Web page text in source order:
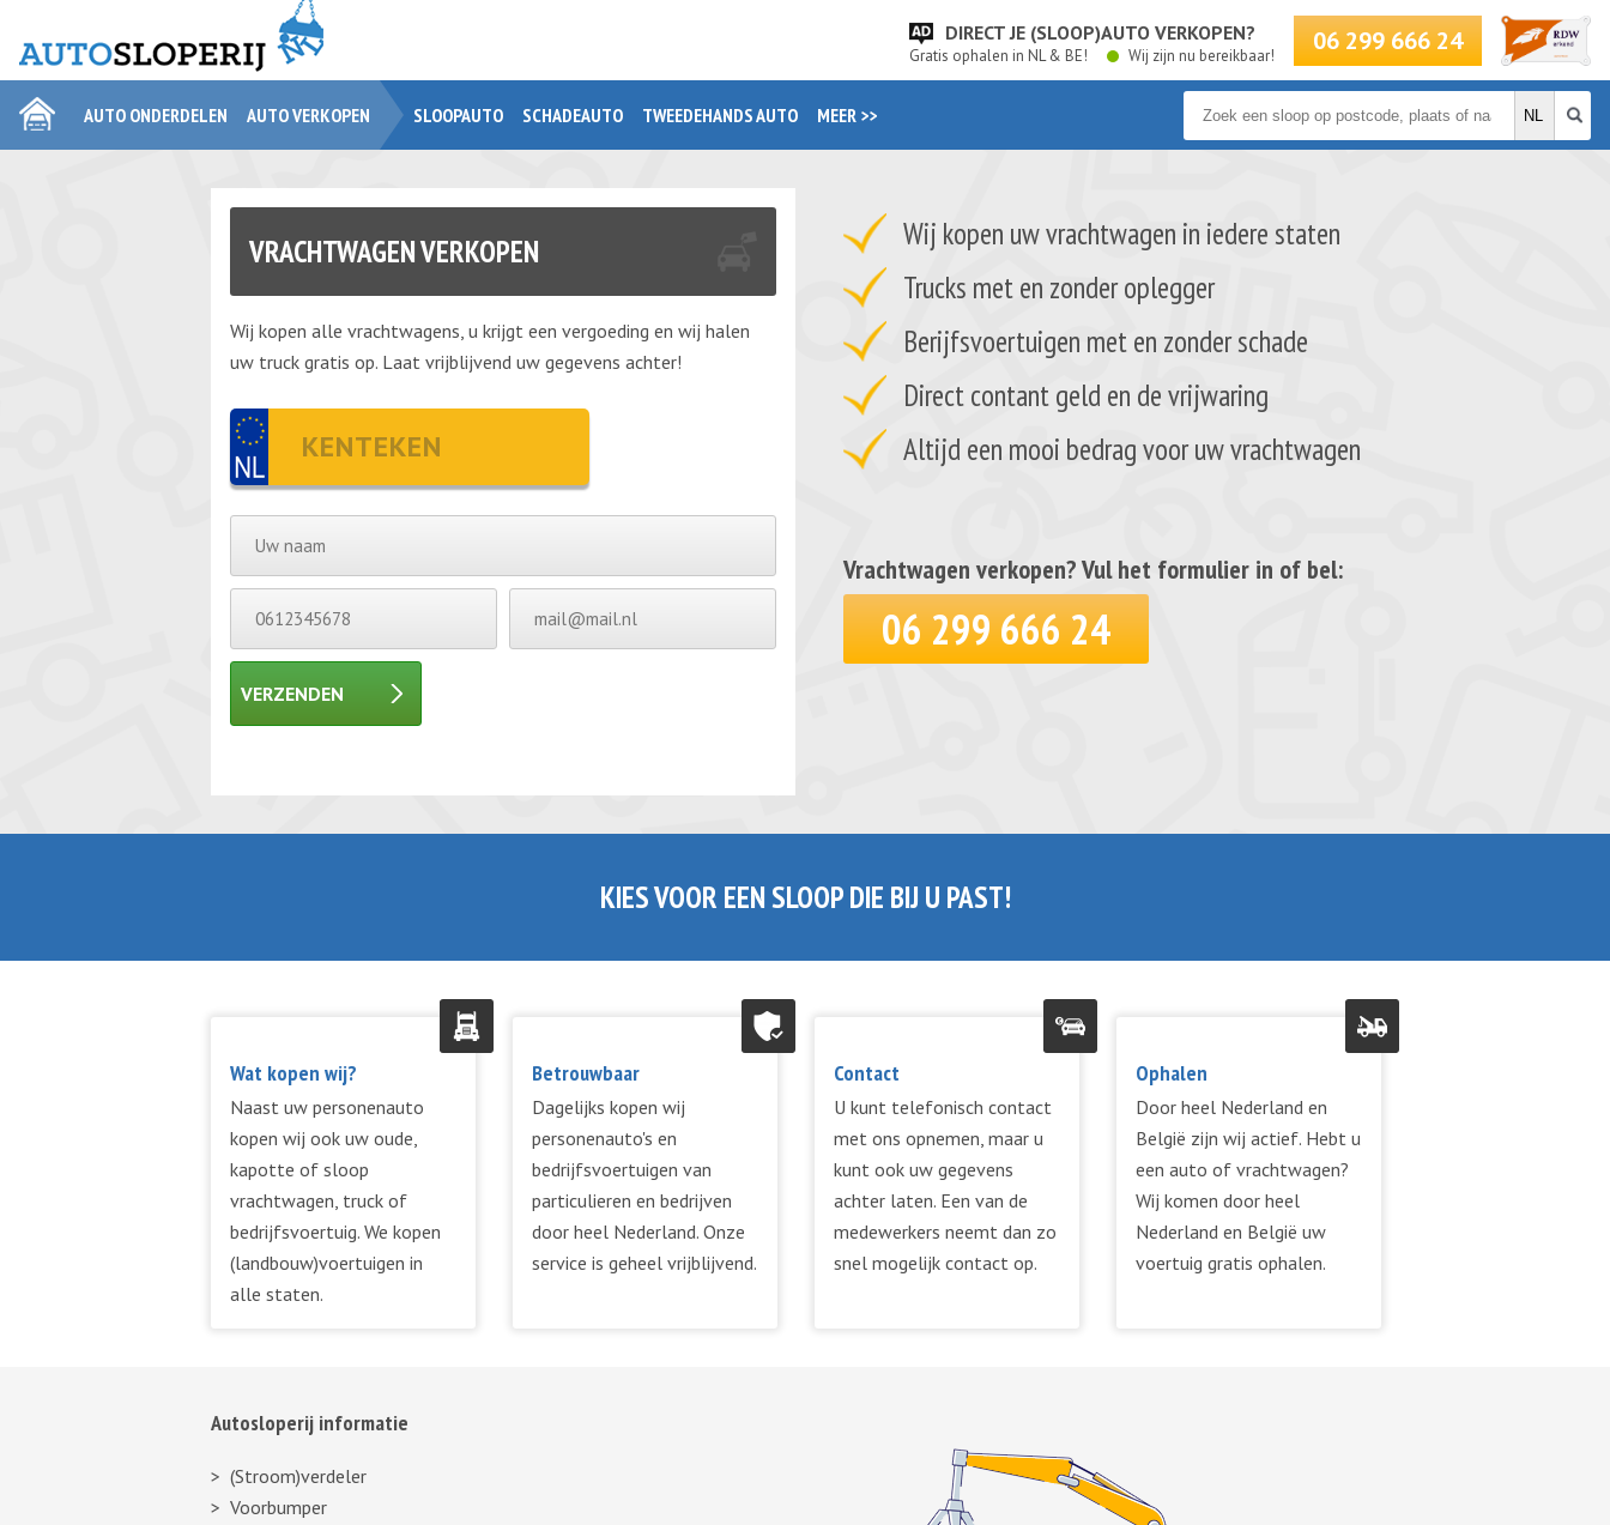
DIRECT JE (SLOOP)AUTO VERKOPEN?
Gratis ophalen in NL & BE! Wij zijn nu bereikbaar! 06 299 666 24
AUTO ONDERDELEN AUTO VERKOPEN SLOOPAUTO SCHADEAUTO TWEEDEHANDS AUTO MEER >>
VRACHTWAGEN VERKOPEN
Wij kopen alle vrachtwagens, u krijgt een vergoeding en wij halen
uw truck gratis op. Laat vrijblijvend uw gegevens achter!
VERZENDEN
Gelieve dit veld leeg te laten.
Wij kopen uw vrachtwagen in iedere staten
Trucks met en zonder oplegger
Berijfsvoertuigen met en zonder schade
Direct contant geld en de vrijwaring
Altijd een mooi bedrag voor uw vrachtwagen
Vrachtwagen verkopen? Vul het formulier in of bel:
06 299 666 24
KIES VOOR EEN SLOOP DIE BIJ U PAST!
Wat kopen wij?
Naast uw personenauto
kopen wij ook uw oude,
kapotte of sloop
vrachtwagen, truck of
bedrijfsvoertuig. We kopen
(landbouw)voertuigen in
alle staten.
Betrouwbaar
Dagelijks kopen wij
personenauto's en
bedrijfsvoertuigen van
particulieren en bedrijven
door heel Nederland. Onze
service is geheel vrijblijvend.
Contact
U kunt telefonisch contact
met ons opnemen, maar u
kunt ook uw gegevens
achter laten. Een van de
medewerkers neemt dan zo
snel mogelijk contact op.
Ophalen
Door heel Nederland en
België zijn wij actief. Hebt u
een auto of vrachtwagen?
Wij komen door heel
Nederland en België uw
voertuig gratis ophalen.
Autosloperij informatie
(Stroom)verdeler
Voorbumper